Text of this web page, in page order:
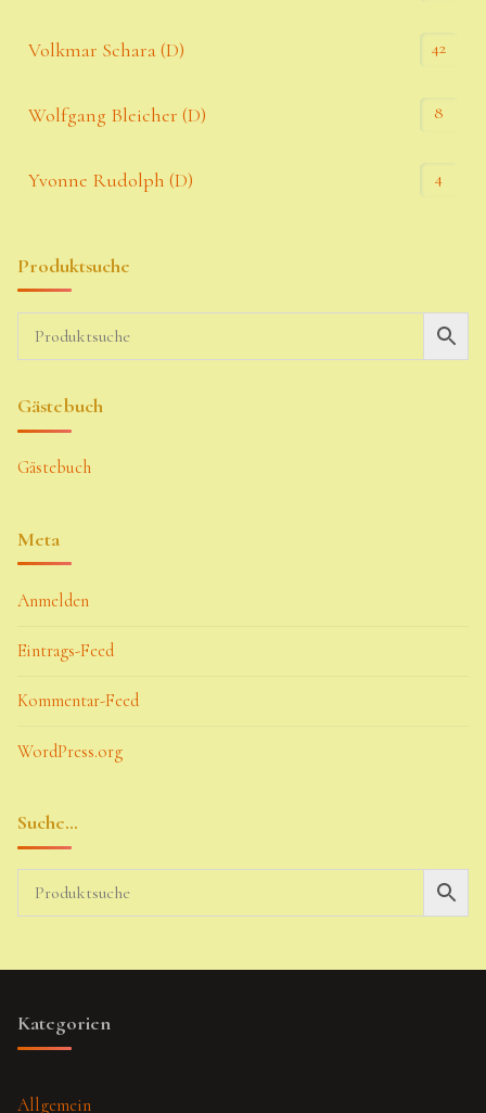
Volkmar Schara (D) 42
Wolfgang Bleicher (D) 8
Yvonne Rudolph (D) 4
Produktsuche
Gästebuch
Gästebuch
Meta
Anmelden
Eintrags-Feed
Kommentar-Feed
WordPress.org
Suche…
Kategorien
Allgemein